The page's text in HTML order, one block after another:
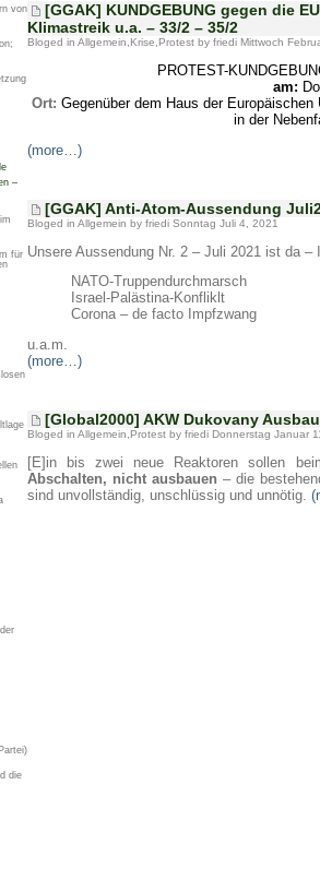
von
–
für
die
[GGAK] KUNDGEBUNG gegen die
Klimastreik u.a. – 33/2 – 35/2
Bloged in Allgemein,Krise,Protest by friedi Mittwoch
PROTEST-
am:
Ort: Gegenüber dem Haus der
in der
(more…)
[GGAK] Anti-Atom-Aussendung
Bloged in Allgemein by friedi Sonntag Juli 4, 2021
Unsere Aussendung Nr. 2 – Juli 2021 ist da –
NATO-Truppendurchmarsch
Israel-Palästina-Konfliklt
Corona – de facto Impfzwang
u.a.m.
(more…)
[Global2000] AKW Dukovany
Bloged in Allgemein Protest by friedi Donnerstag Januar
[E]in bis zwei neue Reaktoren sollen
Abschalten, nicht ausbauen– die
sind unvollständig, unschlüssig und unnötig.